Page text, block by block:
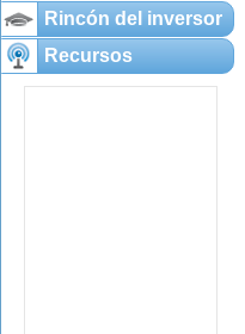
Rincón del inversor
Recursos